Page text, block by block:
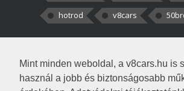
Mint minden weboldal, a v8cars.hu is
használ a jobb és biztonságosabb
hotrod
v8cars
kortisz:Elszúrtam! Én csak
darabbaal számoltam. Nem tudtam,